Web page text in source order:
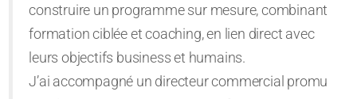
construire un programme sur mesure, combinant
formation ciblée et coaching, en lien direct avec
leurs objectifs business et humains.
J’ai accompagné un directeur commercial promu